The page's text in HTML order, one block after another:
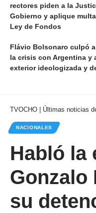
rectores piden a la
Gobierno y aplique
Ley de Fondos
Flávio Bolsonaro culpó
la crisis con Argentina y
exterior ideologizada y
TVOCHO | Últimas noticias
NACIONALES
Habló la
Gonzalo
su